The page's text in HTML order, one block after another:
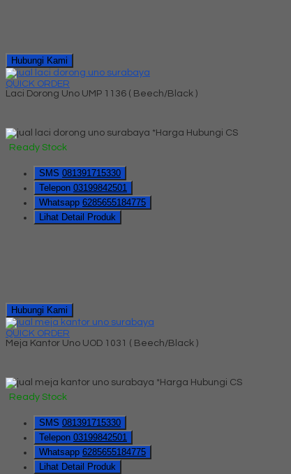
Hubungi Kami
QUICK ORDER
Laci Dorong Uno UMP 1136 ( Beech/Black )
*Harga Hubungi CS
Ready Stock
SMS 081391715330
Telepon 03199842501
Whatsapp 6285655184775
Lihat Detail Produk
Hubungi Kami
QUICK ORDER
Meja Kantor Uno UOD 1031 ( Beech/Black )
*Harga Hubungi CS
Ready Stock
SMS 081391715330
Telepon 03199842501
Whatsapp 6285655184775
Lihat Detail Produk